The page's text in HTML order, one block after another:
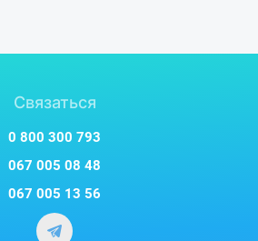
Связаться
0 800 300 793
067 005 08 48
067 005 13 56